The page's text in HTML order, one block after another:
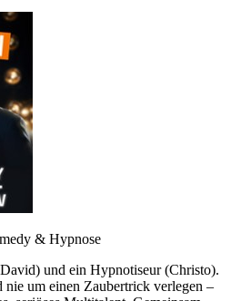
& Hypnose
und ein Hypnotiseur (Christo).
um einen Zaubertrick verlegen –